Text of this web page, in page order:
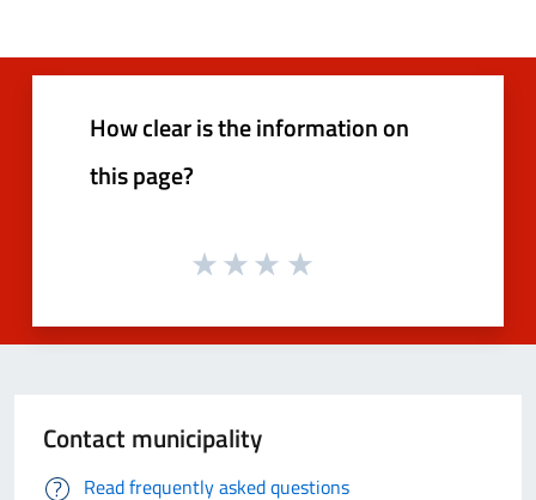
How clear is the information on
this page?
Contact municipality
Read frequently asked questions